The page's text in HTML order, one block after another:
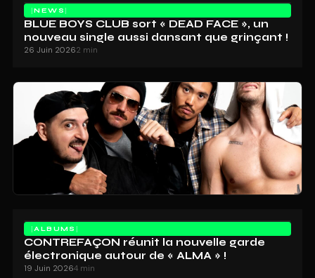
NEWS
BLUE BOYS CLUB sort « DEAD FACE », un
nouveau single aussi dansant que grinçant !
26 Juin 20262 min
ALBUMS
CONTREFAÇON réunit la nouvelle garde
électronique autour de « ALMA » !
19 Juin 20264 min